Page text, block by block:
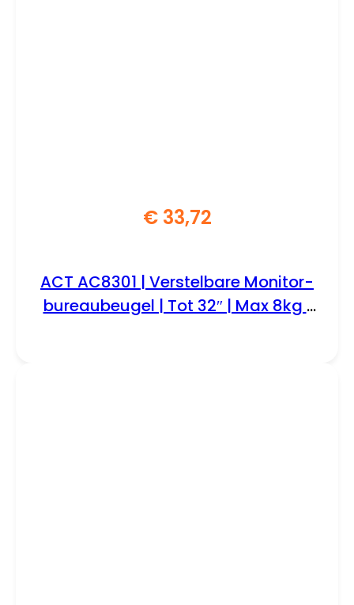
€33,72
ACT AC8301 | Verstelbare Monitor-
bureaubeugel | Tot 32″ | Max 8kg |